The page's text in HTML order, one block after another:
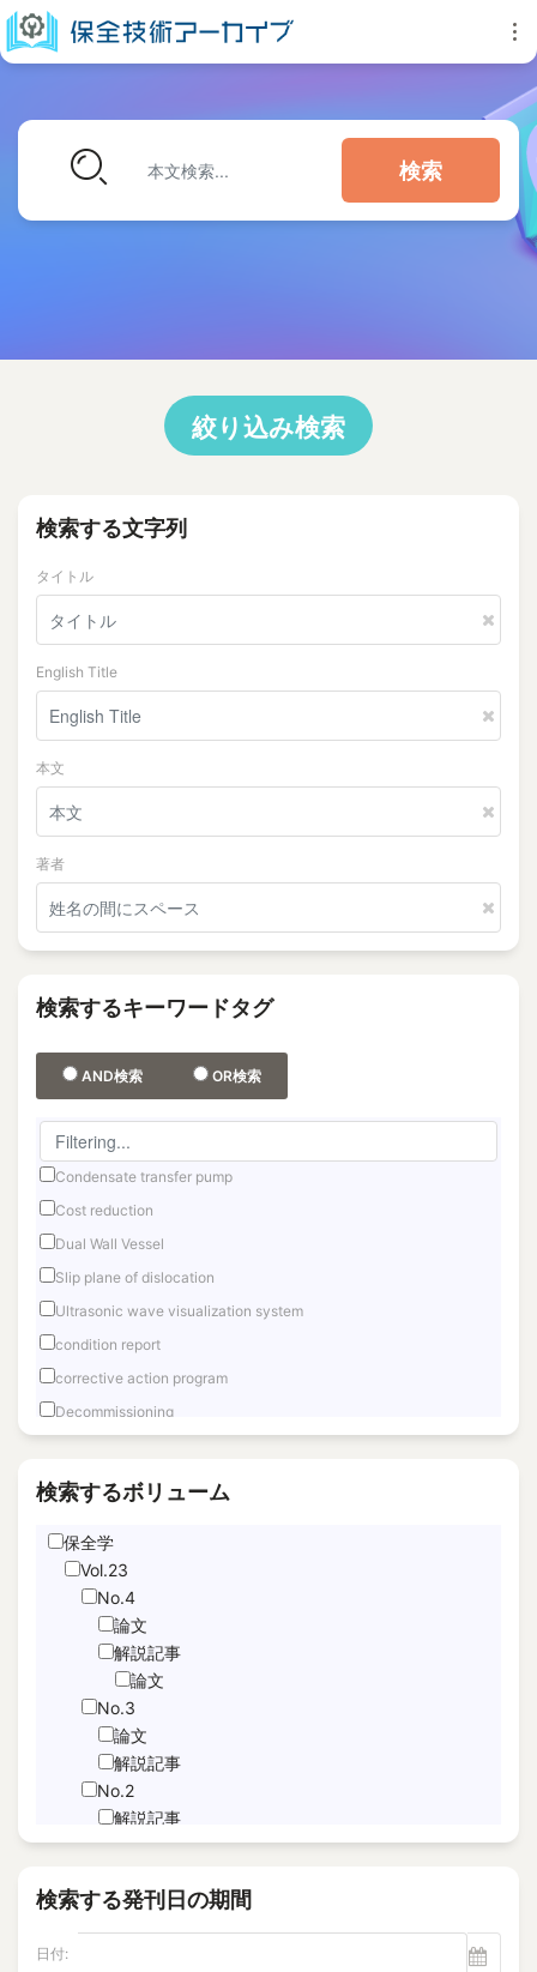
検索
絞り込み検索
検索する文字列
タイトル
English Title
本文
著者
検索するキーワードタグ
AND検索 OR検索
Condensate transfer pump
Cost reduction
Dual Wall Vessel
Slip plane of dislocation
Ultrasonic wave visualization system
condition report
corrective action program
Decommissioning
Fuel Debris Retrieval
Hand Motion TracNing
immediate unfettered access
performance indicator
Sabotage Detection
Screening
Time-Series Data Analysis
サブドレン
パルスエコー法、電磁共鳴法
モニタリング
塩分除去
検索するボリューム
保全学
Vol.23
No.4
論文
解説記事
論文
No.3
論文
解説記事
No.2
解説記事
特集記事
No.1
論文
検索する発刊日の期間
日付: